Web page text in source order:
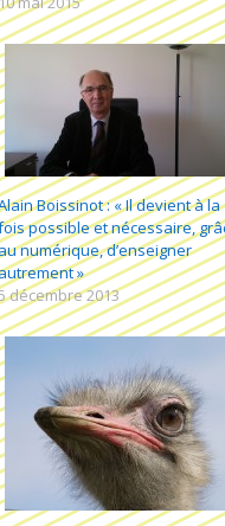
Boissinot : « Il devient à la
possible et nécessaire,
numérique, d’enseigner
»
décembre 2013